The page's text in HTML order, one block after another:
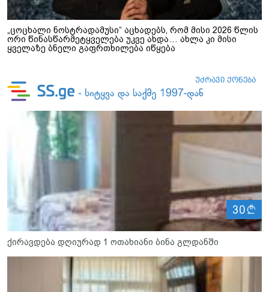
„ცოცხალი ნოსტრადამუსი“ აცხადებს, რომ მისი 2026 წლის
ორი წინასწარმეტყველება უკვე ახდა… ახლა კი მისი
ყველაზე ბნელი გაფრთხილება იწყება
30
ქირავდება დღიურად 1 ოთახიანი ბინა გლდანში